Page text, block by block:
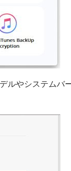
ルやシステムバ